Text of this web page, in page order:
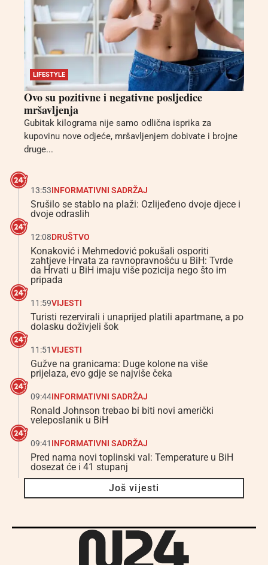
LIFESTYLE
Ovo su pozitivne i negativne posljedice
mršavljenja
Gubitak kilograma nije samo odlična isprika za
kupovinu nove odjeće, mršavljenjem dobivate i brojne
druge...
13:53INFORMATIVNI SADRŽAJ
Srušilo se stablo na plaži: Ozlijeđeno dvoje djece i
dvoje odraslih
12:08DRUŠTVO
Konaković i Mehmedović pokušali osporiti
zahtjeve Hrvata za ravnopravnošću u BiH: Tvrde
da Hrvati u BiH imaju više pozicija nego što im
pripada
11:59VIJESTI
Turisti rezervirali i unaprijed platili apartmane, a po
dolasku doživjeli šok
11:51VIJESTI
Gužve na granicama: Duge kolone na više
prijelaza, evo gdje se najviše čeka
09:44INFORMATIVNI SADRŽAJ
Ronald Johnson trebao bi biti novi američki
veleposlanik u BiH
09:41 INFORMATIVNI SADRŽAJ
Pred nama novi toplinski val: Temperature u BiH
dosezat će i 41 stupanj
Još vijesti